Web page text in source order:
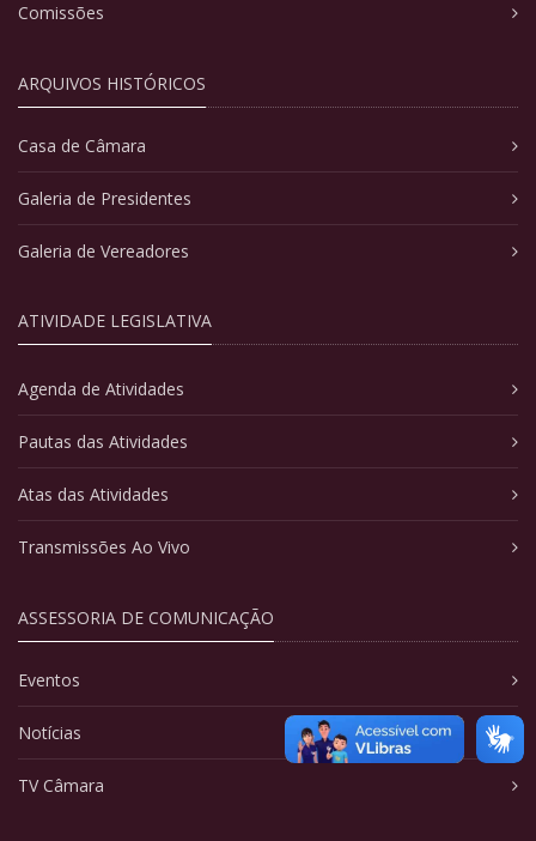
Comissões
ARQUIVOS HISTÓRICOS
Casa de Câmara
Galeria de Presidentes
Galeria de Vereadores
ATIVIDADE LEGISLATIVA
Agenda de Atividades
Pautas das Atividades
Atas das Atividades
Transmissões Ao Vivo
ASSESSORIA DE COMUNICAÇÃO
Eventos
Notícias
TV Câmara